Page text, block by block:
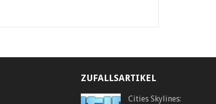
ZUFALLSARTIKEL
Cities Skylines: